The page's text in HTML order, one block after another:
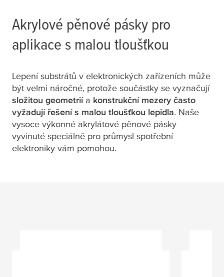
Akrylové pěnové pásky pro
aplikace s malou tloušťkou
Lepení substrátů v elektronických zařízeních může
být velmi náročné, protože součástky se vyznačují
složitou geometriía konstrukční mezery často
vyžadují řešení s malou tloušťkou lepidla. Naše
vysoce výkonné akrylátové pěnové pásky
vyvinuté speciálně pro průmysl spotřební
elektroniky vám pomohou.